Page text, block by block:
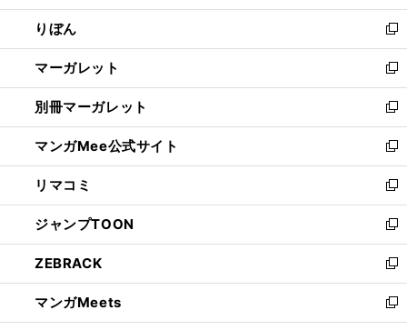
開
く
ウ
で
開
く
ン
ド
ウ
で
開
く
ウ
ィ
ン
ド
ウ
で
開
く
りぼん
新
し
い
ウ
ィ
ン
ド
ウ
で
開
く
マーガレット
新
し
い
ウ
ィ
ン
ド
ウ
で
開
く
別冊マーガレット
新
し
い
ウ
ィ
ン
ド
ウ
で
開
く
マンガMee公式サイト
新
し
い
ウ
ィ
ン
ド
ウ
で
開
リマコミ
新
し
い
ウ
ィ
ン
ド
ウ
ジャンプTOON
新
し
い
ウ
ィ
ン
ZEBRACK
新
し
い
ウ
マンガMeets
新
し